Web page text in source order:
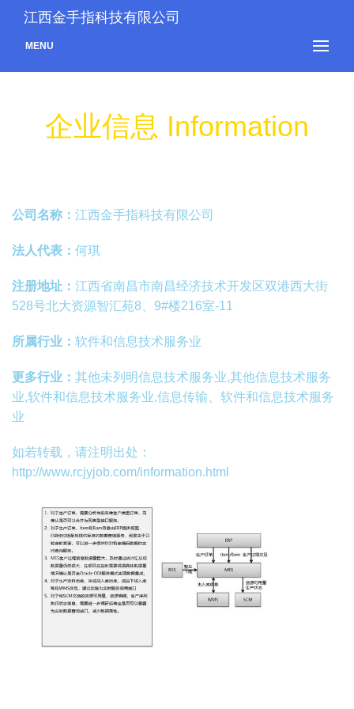
江西金手指科技有限公司
MENU
企业信息 Information
公司名称： 江西金手指科技有限公司
法人代表： 何琪
注册地址： 江西省南昌市南昌经济技术开发区双港西大街
528号北大资源智汇苑8、9#楼216室-11
所属行业： 软件和信息技术服务业
更多行业： 其他未列明信息技术服务业,其他信息技术服务
业,软件和信息技术服务业,信息传输、软件和信息技术服务
业
如若转载，请注明出处：
http://www.rcjyjob.com/information.html